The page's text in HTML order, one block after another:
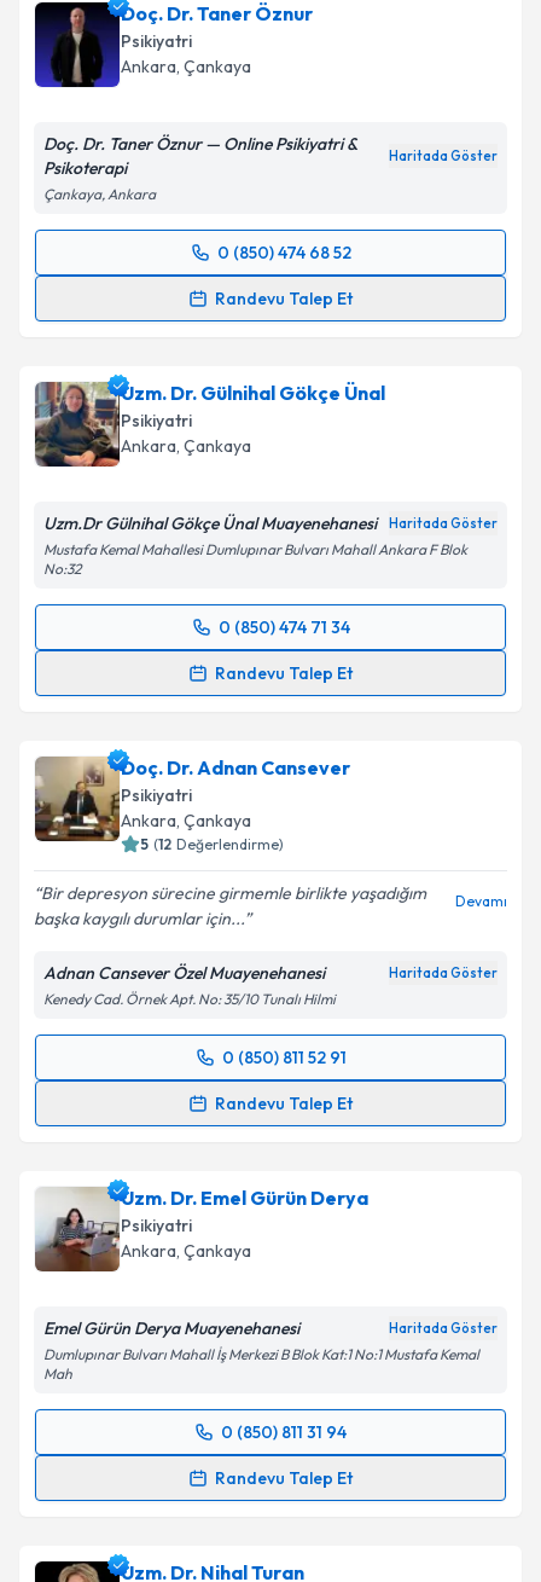
Doç. Dr. Taner Öznur
Psikiyatri
Ankara, Çankaya
Doç. Dr. Taner Öznur — Online Psikiyatri &
Psikoterapi
Haritada Göster
Çankaya, Ankara
0 (850) 474 68 52
Randevu Talep Et
Randevu Takvimi Talebi
takvim hazırlandığında e-posta ile bilgilendireceğiz.
E-posta Adresiniz
Kişisel verilerimin işlenmesine ilişkinAydınlatma
kapsamda işlenmesini kabul ediyorum.
Takvim Talebini Gönder
Uzm. Dr. Gülnihal Gökçe Ünal
Psikiyatri
Ankara, Çankaya
Uzm.Dr Gülnihal Gökçe Ünal Muayenehanesi Haritada Göster
Mustafa Kemal Mahallesi Dumlupınar Bulvarı Mahall Ankara F Blok
No:32
0 (850) 474 71 34
Randevu Talep Et
Randevu Takvimi Talebi
için bir takvim hazırlandığında e-posta ile
bilgilendireceğiz.
E-posta Adresiniz
Kişisel verilerimin işlenmesine ilişkin
Metni'ni okudum ve kişisel verilerimin belirtilen
kapsamda işlenmesini kabul ediyorum.
Takvim Talebini Gönder
Doç. Dr. Adnan Cansever
Psikiyatri
Ankara, Çankaya
5 (12 Değerlendirme)
Bir depresyon sürecine girmemle birlikte yaşadığım
başka kaygılı durumlar için...
Devamı
Adnan Cansever Özel Muayenehanesi Haritada Göster
Kenedy Cad. Örnek Apt. No: 35/10 Tunalı Hilmi
0 (850) 811 52 91
Randevu Talep Et
Randevu Takvimi Talebi
takvim hazırlandığında e-posta ile bilgilendireceğiz.
E-posta Adresiniz
Kişisel verilerimin işlenmesine ilişkinAydınlatma
kapsamda işlenmesini kabul ediyorum.
Takvim Talebini Gönder
Uzm. Dr. Emel Gürün Derya
Psikiyatri
Ankara, Çankaya
Emel Gürün Derya Muayenehanesi Haritada Göster
Dumlupınar Bulvarı Mahall İş Merkezi B Blok Kat:1 No:1 Mustafa Kemal
Mah
0 (850) 811 31 94
Randevu Talep Et
Randevu Takvimi Talebi
için bir takvim hazırlandığında e-posta ile
Uzm. Dr. Nihal Turan